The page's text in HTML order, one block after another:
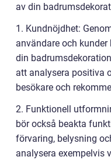
av din
1. Kundnöjdhet:
användare och
din
att analysera positiva
besökare och
2. Funktionell
bör också beakta
förvaring, belysning
analysera exempelvis